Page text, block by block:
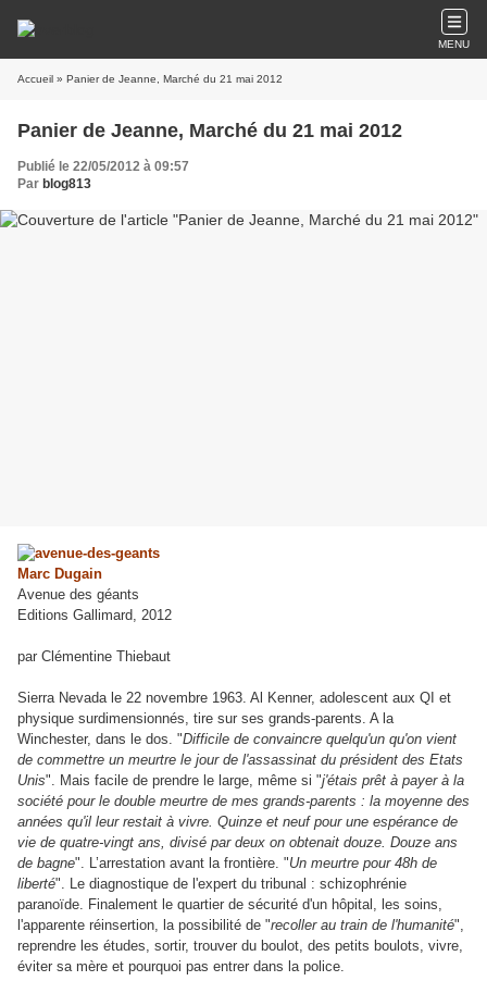
MENU
Accueil » Panier de Jeanne, Marché du 21 mai 2012
Panier de Jeanne, Marché du 21 mai 2012
Publié le 22/05/2012 à 09:57
Par blog813
Marc Dugain
Avenue des géants
Editions Gallimard, 2012
par Clémentine Thiebaut
Sierra Nevada le 22 novembre 1963. Al Kenner, adolescent aux QI et
physique surdimensionnés, tire sur ses grands-parents. A la
Winchester, dans le dos. "Difficile de convaincre quelqu'un qu'on vient
de commettre un meurtre le jour de l'assassinat du président des Etats
Unis". Mais facile de prendre le large, même si "j'étais prêt à payer à la
société pour le double meurtre de mes grands-parents : la moyenne des
années qu'il leur restait à vivre. Quinze et neuf pour une espérance de
vie de quatre-vingt ans, divisé par deux on obtenait douze. Douze ans
de bagne". L’arrestation avant la frontière. "Un meurtre pour 48h de
liberté". Le diagnostique de l'expert du tribunal : schizophrénie
paranoïde. Finalement le quartier de sécurité d'un hôpital, les soins,
l'apparente réinsertion, la possibilité de "recoller au train de l'humanité",
reprendre les études, sortir, trouver du boulot, des petits boulots, vivre,
éviter sa mère et pourquoi pas entrer dans la police.